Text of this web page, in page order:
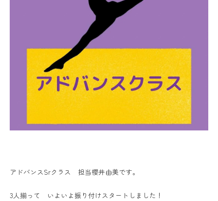
アドバンスSrクラス 担当櫻井由美です。
3人揃って いよいよ振り付けスタートしました！